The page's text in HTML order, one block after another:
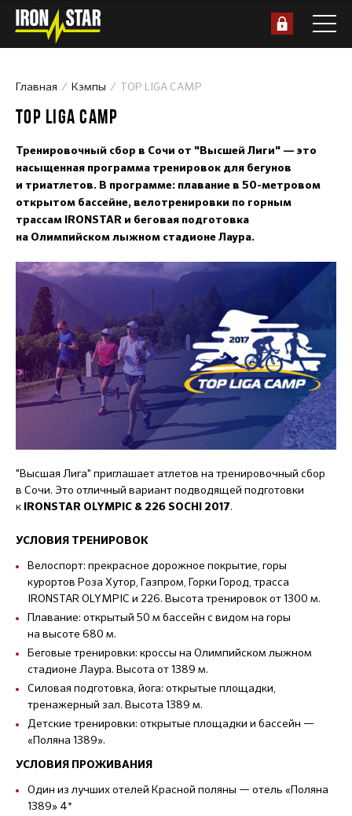
Главная Кэмпы TOP LIGA CAMP
TOP LIGA CAMP
Тренировочный сбор в Сочи от "Высшей Лиги" — это
насыщенная программа тренировок для бегунов
и триатлетов. В программе: плавание в 50-метровом
открытом бассейне, велотренировки по горным
трассам IRONSTAR и беговая подготовка
на Олимпийском лыжном стадионе Лаура.
"Высшая Лига" приглашает атлетов на тренировочный сбор
в Сочи. Это отличный вариант подводящей подготовки
к
IRONSTAR OLYMPIC & 226 SOCHI 2017.
УСЛОВИЯ ТРЕНИРОВОК
Велоспорт: прекрасное дорожное покрытие, горы
курортов Роза Хутор, Газпром, Горки Город, трасса
IRONSTAR OLYMPIC и 226. Высота тренировок от 1300 м.
Плавание: открытый 50 м бассейн с видом на горы
на высоте 680 м.
Беговые тренировки: кроссы на Олимпийском лыжном
стадионе Лаура. Высота от 1389 м.
Силовая подготовка, йога: открытые площадки,
тренажерный зал. Высота 1389 м.
Детские тренировки: открытые площадки и бассейн —
«Поляна 1389».
УСЛОВИЯ ПРОЖИВАНИЯ
Один из лучших отелей Красной поляны — отель «Поляна
1389» 4*